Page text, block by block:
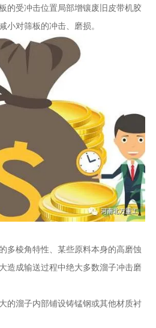
受冲击位置局部增镶废旧皮带机胶
对筛板的冲击、磨损。
棱角特性、某些原料本身的高磨蚀
造成输送过程中绝大多数溜子冲击磨
溜子内部铺设铸锰钢或其他材质衬